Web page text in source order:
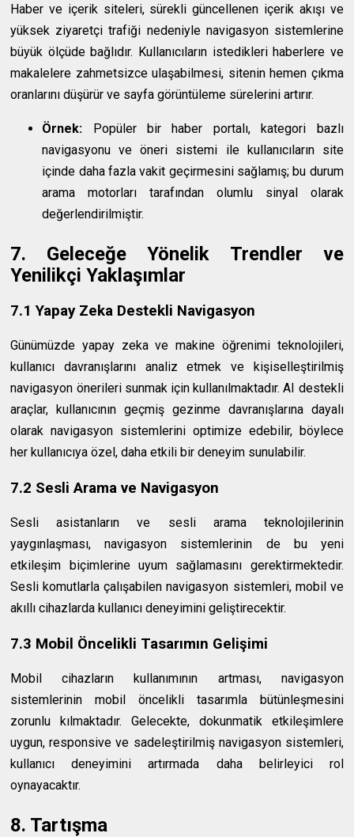
Haber ve içerik siteleri, sürekli güncellenen içerik akışı ve
yüksek ziyaretçi trafiği nedeniyle navigasyon sistemlerine
büyük ölçüde bağlıdır. Kullanıcıların istedikleri haberlere ve
makalelere zahmetsizce ulaşabilmesi, sitenin hemen çıkma
oranlarını düşürür ve sayfa görüntüleme sürelerini artırır.
Örnek: Popüler bir haber portalı, kategori bazlı
navigasyonu ve öneri sistemi ile kullanıcıların site
içinde daha fazla vakit geçirmesini sağlamış; bu durum
arama motorları tarafından olumlu sinyal olarak
değerlendirilmiştir.
7. Geleceğe Yönelik Trendler ve
Yenilikçi Yaklaşımlar
7.1 Yapay Zeka Destekli Navigasyon
Günümüzde yapay zeka ve makine öğrenimi teknolojileri,
kullanıcı davranışlarını analiz etmek ve kişiselleştirilmiş
navigasyon önerileri sunmak için kullanılmaktadır. AI destekli
araçlar, kullanıcının geçmiş gezinme davranışlarına dayalı
olarak navigasyon sistemlerini optimize edebilir, böylece
her kullanıcıya özel, daha etkili bir deneyim sunulabilir.
7.2 Sesli Arama ve Navigasyon
Sesli asistanların ve sesli arama teknolojilerinin
yaygınlaşması, navigasyon sistemlerinin de bu yeni
etkileşim biçimlerine uyum sağlamasını gerektirmektedir.
Sesli komutlarla çalışabilen navigasyon sistemleri, mobil ve
akıllı cihazlarda kullanıcı deneyimini geliştirecektir.
7.3 Mobil Öncelikli Tasarımın Gelişimi
Mobil cihazların kullanımının artması, navigasyon
sistemlerinin mobil öncelikli tasarımla bütünleşmesini
zorunlu kılmaktadır. Gelecekte, dokunmatik etkileşimlere
uygun, responsive ve sadeleştirilmiş navigasyon sistemleri,
kullanıcı deneyimini artırmada daha belirleyici rol
oynayacaktır.
8. Tartışma